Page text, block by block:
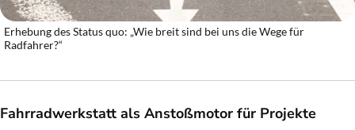
Erhebung des Status quo: „Wie breit sind bei uns die Wege für
Radfahrer?“
Fahrradwerkstatt als Anstoßmotor für Projekte